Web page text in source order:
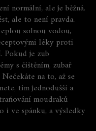
normální, ale je běžná.
ale to není pravda.
solnou vodou,
léky proti
Pokud je zub
s čištěním, zubař
na to, až se
tím jednodušší a
moudraků
i ve spánku, a výsledky